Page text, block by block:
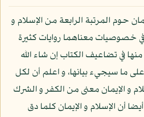
حوم المرتبة الرابعة من الإسلام و
في خصوصيات معناهما روايات كثيرة
في تضاعيف الكتاب إن شاء الله
على ما سيجيء بيانها، و اعلم أن لكل
و الإيمان معنى من الكفر و الشرك
أن الإسلام و الإيمان كلما دق